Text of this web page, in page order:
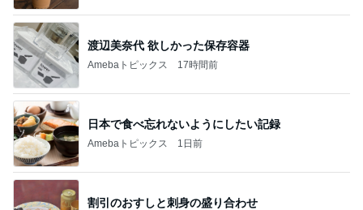
渡辺美奈代 欲しかった保存容器
Amebaトピックス 17時間前
日本で食べ忘れないようにしたい記録
Amebaトピックス 1日前
割引のおすしと刺身の盛り合わせ